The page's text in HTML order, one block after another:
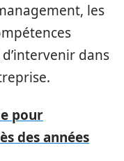
les
dans
pour
des années